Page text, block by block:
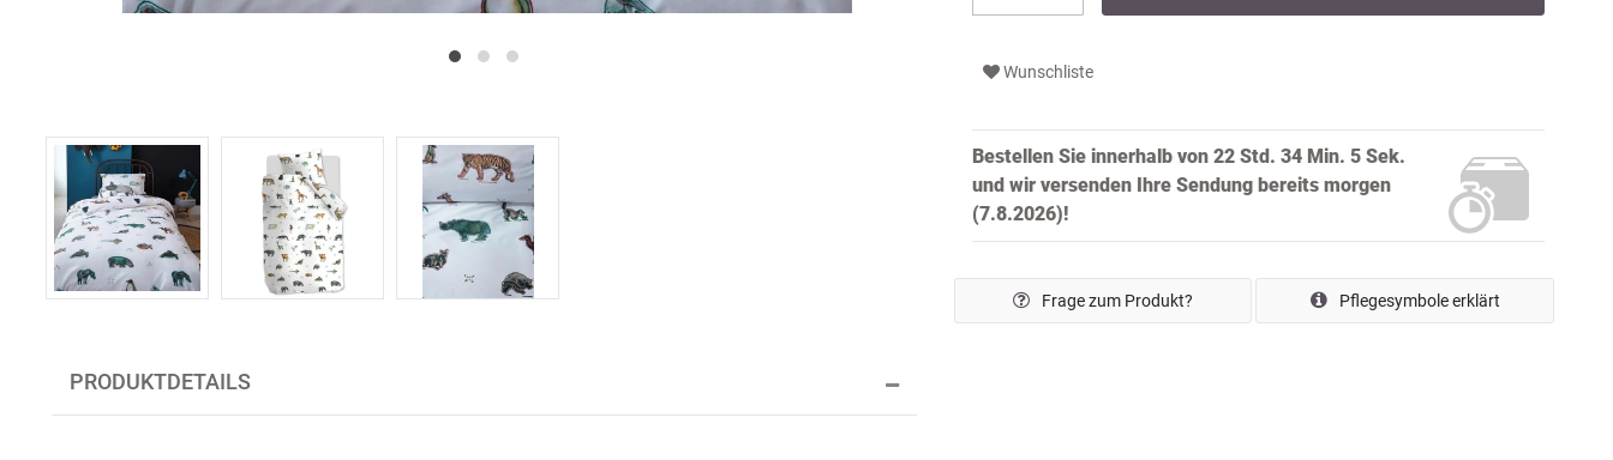
Wunschliste
Bestellen Sie innerhalb von 22 Std. 34 Min. 3 Sek.
und wir versenden Ihre Sendung bereits morgen
(7.8.2026)!
Frage zum Produkt? Pflegesymbole erklärt
PRODUKTDETAILS